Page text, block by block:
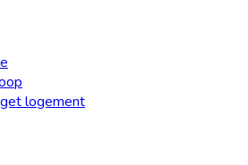
logement